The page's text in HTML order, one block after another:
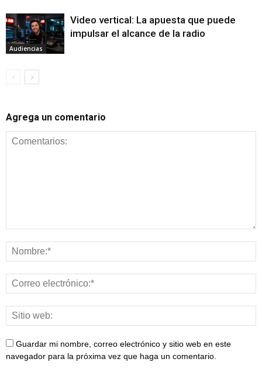
Audiencias
Video vertical: La apuesta que puede
impulsar el alcance de la radio
Agrega un comentario
Guardar mi nombre, correo electrónico y sitio web en este
navegador para la próxima vez que haga un comentario.